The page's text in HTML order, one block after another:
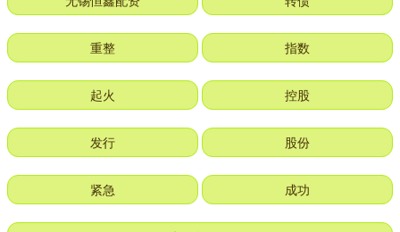
重整 指数
起火 控股
发行 股份
紧急 成功